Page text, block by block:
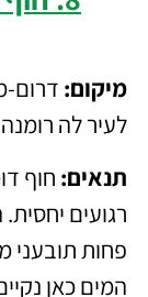
מיקום: דרום-
לעיר לה
תנאים: חוף
רגועים
פחות תובעני
המים כאן